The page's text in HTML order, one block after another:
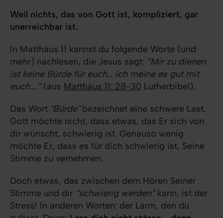
Weil nichts, das von Gott ist, kompliziert, gar
unerreichbar ist.
In Matthäus 11 kannst du folgende Worte (und
mehr) nachlesen, die Jesus sagt: “Mir zu dienen
ist keine Bürde für euch… ich meine es gut mit
euch….”(aus Matthäus 11: 28-30 Lutherbibel).
Das Wort "Bürde"bezeichnet eine schwere Last.
Gott möchte nicht, dass etwas, das Er sich von
dir wünscht, schwierig ist. Genauso wenig
möchte Er, dass es für dich schwierig ist, Seine
Stimme zu vernehmen.
Doch etwas, das zwischen dem Hören Seiner
Stimme und dir “schwierig werden”kann, ist der
Stress! In anderen Worten: der Lärm, den du